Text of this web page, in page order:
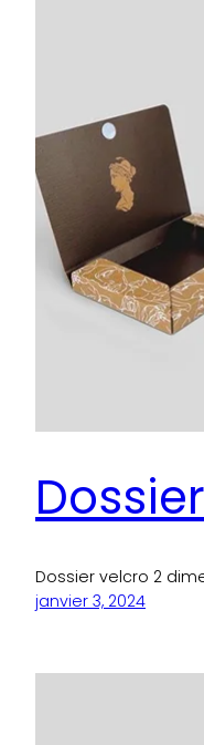
Dossier velcro 2
janvier 3, 2024